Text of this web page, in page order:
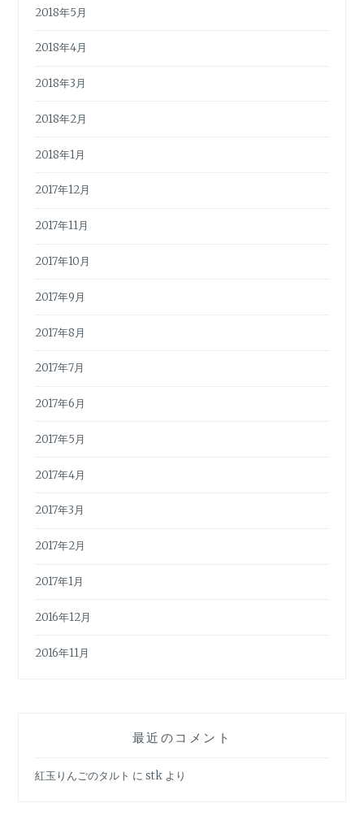
2018年5月
2018年4月
2018年3月
2018年2月
2018年1月
2017年12月
2017年11月
2017年10月
2017年9月
2017年8月
2017年7月
2017年6月
2017年5月
2017年4月
2017年3月
2017年2月
2017年1月
2016年12月
2016年11月
最近のコメント
紅玉りんごのタルト にstk より